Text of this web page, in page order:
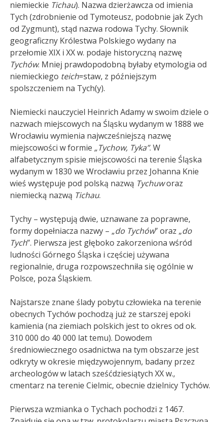
niemieckie Tichau). Nazwa dzierżawcza od imienia
Tych (zdrobnienie od Tymoteusz, podobnie jak Zych
od Zygmunt), stąd nazwa rodowa Tychy. Słownik
geograficzny Królestwa Polskiego wydany na
przełomie XIX i XX w. podaje historyczną nazwę
Tychów. Mniej prawdopodobną byłaby etymologia od
niemieckiego teich=staw, z późniejszym
spolszczeniem na Tych(y).
Niemiecki nauczyciel Heinrich Adamy w swoim dziele o
nazwach miejscowych na Śląsku wydanym w 1888 we
Wrocławiu wymienia najwcześniejszą nazwę
miejscowości w formie „Tychow, Tyka”. W
alfabetycznym spisie miejscowości na terenie Śląska
wydanym w 1830 we Wrocławiu przez Johanna Knie
wieś występuje pod polską nazwą Tychuworaz
niemiecką nazwą Tichau.
Tychy – występują dwie, uznawane za poprawne,
formy dopełniacza nazwy – „do Tychów” oraz „do
Tych”. Pierwsza jest głęboko zakorzeniona wśród
ludności Górnego Śląska i częściej używana
regionalnie, druga rozpowszechniła się ogólnie w
Polsce, poza Śląskiem.
Najstarsze znane ślady pobytu człowieka na terenie
obecnych Tychów pochodzą już ze starszej epoki
kamienia (na ziemiach polskich jest to okres od ok.
310 000 do 40 000 lat temu). Dowodem
średniowiecznego osadnictwa na tym obszarze jest
odkryty w okresie międzywojennym, badany przez
archeologów w latach sześćdziesiątych XX w.,
cmentarz na terenie Cielmic, obecnie dzielnicy Tychów.
Pierwsza wzmianka o Tychach pochodzi z 1467.